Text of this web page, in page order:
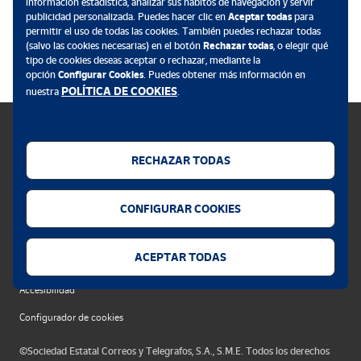
Política de cookies
Privacidad web
Accesibilidad
Configurador de cookies
©Sociedad Estatal Correos y Telegrafos, S.A., S.M.E. Todos los derechos
publicidad personalizada. Puedes hacer clic en Aceptar todaspara
permitir el uso de todas las cookies. También puedes rechazar todas
(salvo las cookies necesarias) en el botón Rechazar todas, o elegir qué
tipo de cookies deseas aceptar o rechazar, mediante la
opción Configurar Cookies. Puedes obtener más información en
nuestra POLÍTICA DE COOKIES.
RECHAZAR TODAS
CONFIGURAR COOKIES
ACEPTAR TODAS